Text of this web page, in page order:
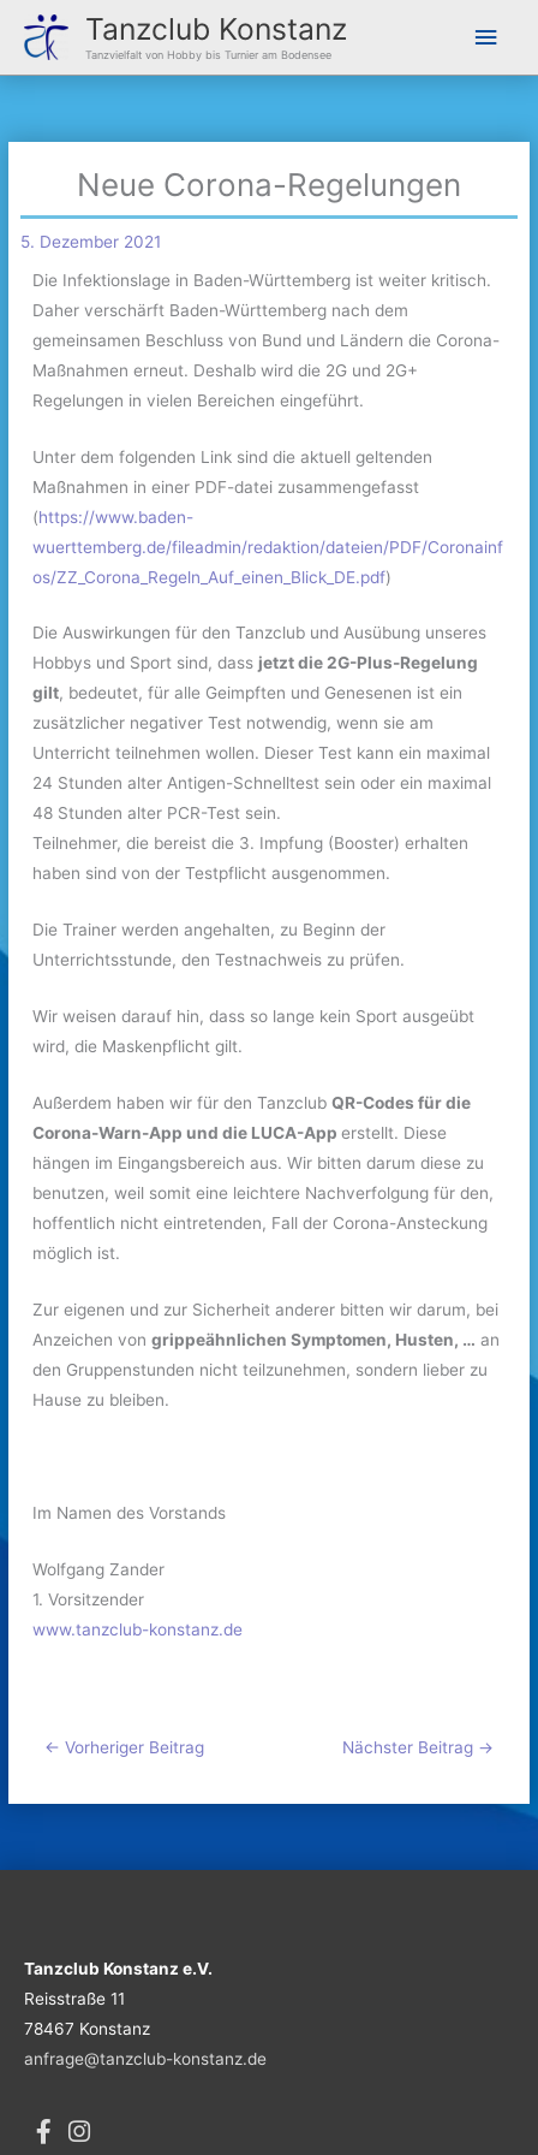
Inhalt
springen
Tanzclub Konstanz
Tanzvielfalt von Hobby bis Turnier am Bodensee
Neue Corona-Regelungen
5. Dezember 2021
Die Infektionslage in Baden-Württemberg ist weiter kritisch.
Daher verschärft Baden-Württemberg nach dem
gemeinsamen Beschluss von Bund und Ländern die Corona-
Maßnahmen erneut. Deshalb wird die 2G und 2G+
Regelungen in vielen Bereichen eingeführt.
Unter dem folgenden Link sind die aktuell geltenden
Maßnahmen in einer PDF-datei zusammengefasst
(https://www.baden-
wuerttemberg.de/fileadmin/redaktion/dateien/PDF/Coronainf
os/ZZ_Corona_Regeln_Auf_einen_Blick_DE.pdf)
Die Auswirkungen für den Tanzclub und Ausübung unseres
Hobbys und Sport sind, dass jetzt die 2G-Plus-Regelung
gilt, bedeutet, für alle Geimpften und Genesenen ist ein
zusätzlicher negativer Test notwendig, wenn sie am
Unterricht teilnehmen wollen. Dieser Test kann ein maximal
24 Stunden alter Antigen-Schnelltest sein oder ein maximal
48 Stunden alter PCR-Test sein.
Teilnehmer, die bereist die 3. Impfung (Booster) erhalten
haben sind von der Testpflicht ausgenommen.
Die Trainer werden angehalten, zu Beginn der
Unterrichtsstunde, den Testnachweis zu prüfen.
Wir weisen darauf hin, dass so lange kein Sport ausgeübt
wird, die Maskenpflicht gilt.
Außerdem haben wir für den TanzclubQR-Codes für die
Corona-Warn-App und die LUCA-Apperstellt. Diese
hängen im Eingangsbereich aus. Wir bitten darum diese zu
benutzen, weil somit eine leichtere Nachverfolgung für den,
hoffentlich nicht eintretenden, Fall der Corona-Ansteckung
möglich ist.
Zur eigenen und zur Sicherheit anderer bitten wir darum, bei
Anzeichen vongrippeähnlichen Symptomen, Husten, … an
den Gruppenstunden nicht teilzunehmen, sondern lieber zu
Hause zu bleiben.
Im Namen des Vorstands
Wolfgang Zander
1. Vorsitzender
www.tanzclub-konstanz.de
← Vorheriger Beitrag Nächster Beitrag →
Tanzclub Konstanz e.V.
Reisstraße 11
78467 Konstanz
anfrage@tanzclub-konstanz.de